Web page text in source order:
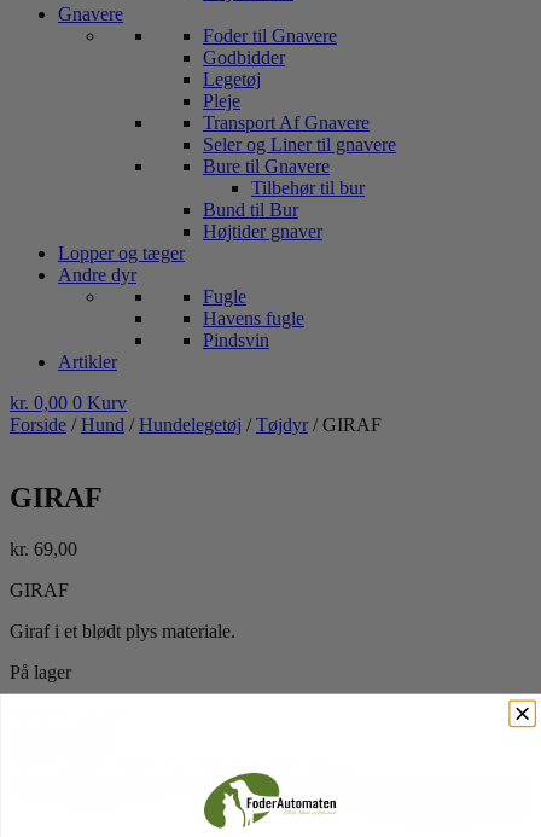
Gnavere
Foder til Gnavere
Godbidder
Legetøj
Pleje
Transport Af Gnavere
Seler og Liner til gnavere
Bure til Gnavere
Tilbehør til bur
Bund til Bur
Højtider gnaver
Lopper og tæger
Andre dyr
Fugle
Havens fugle
Pindsvin
Artikler
kr. 0,00 0 Kurv
Forside /Hund /Hundelegetøj /Tøjdyr / GIRAF
GIRAF
kr. 69,00
GIRAF
Giraf i et blødt plys materiale.
På lager